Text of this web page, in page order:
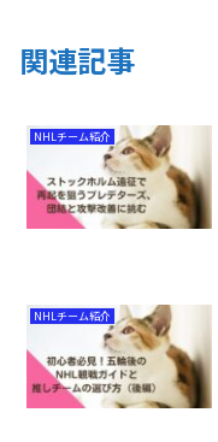
関連記事
NHLチーム紹介
NHLチーム紹介